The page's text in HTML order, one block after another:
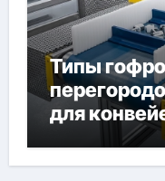
Типы
для